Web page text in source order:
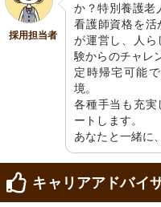
採用担当者
か？特別養護老
看護師資格を活
が運営し、人ら
験からのチャレ
定時帰宅可能
境。
各種手当も充実
ートします。
あなたと一緒に
キャリアアドバイ